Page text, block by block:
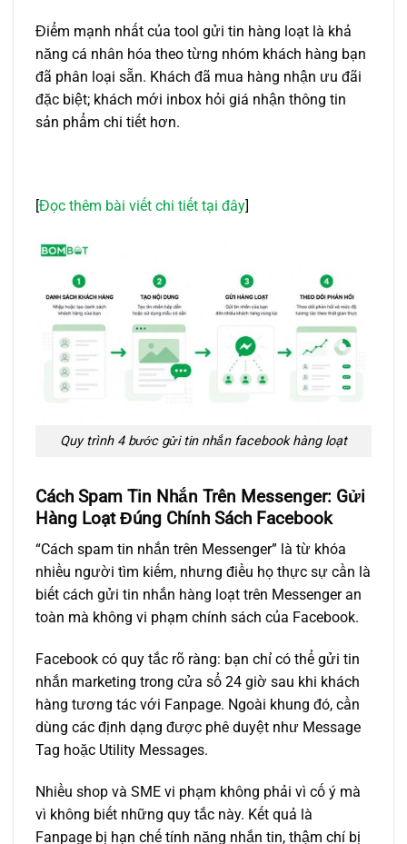
Điểm mạnh nhất của tool gửi tin hàng loạt là khả
năng cá nhân hóa theo từng nhóm khách hàng bạn
đã phân loại sẵn. Khách đã mua hàng nhận ưu đãi
đặc biệt; khách mới inbox hỏi giá nhận thông tin
sản phẩm chi tiết hơn.
[Đọc thêm bài viết chi tiết tại đây]
Quy trình 4 bước gửi tin nhắn facebook hàng loạt
Cách Spam Tin Nhắn Trên Messenger: Gửi
Hàng Loạt Đúng Chính Sách Facebook
“Cách spam tin nhắn trên Messenger” là từ khóa
nhiều người tìm kiếm, nhưng điều họ thực sự cần là
biết cách gửi tin nhắn hàng loạt trên Messenger an
toàn mà không vi phạm chính sách của Facebook.
Facebook có quy tắc rõ ràng: bạn chỉ có thể gửi tin
nhắn marketing trong cửa sổ 24 giờ sau khi khách
hàng tương tác với Fanpage. Ngoài khung đó, cần
dùng các định dạng được phê duyệt như Message
Tag hoặc Utility Messages.
Nhiều shop và SME vi phạm không phải vì cố ý mà
vì không biết những quy tắc này. Kết quả là
Fanpage bị hạn chế tính năng nhắn tin, thậm chí bị